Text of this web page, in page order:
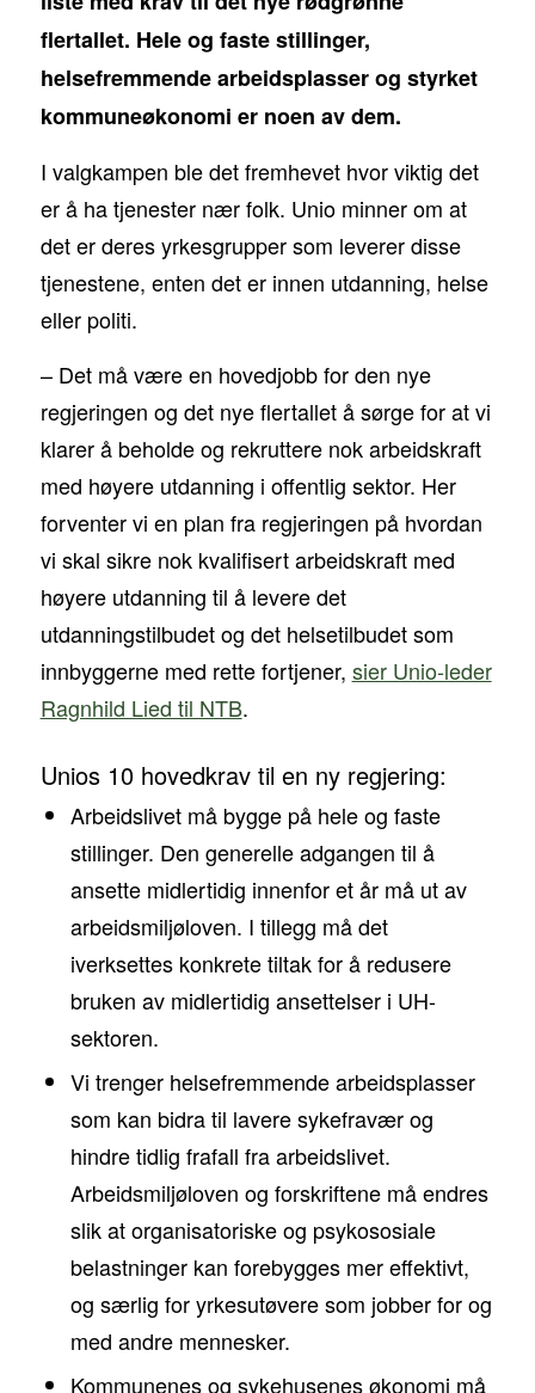
flertallet. Hele og faste stillinger,
helsefremmende arbeidsplasser og styrket
kommuneøkonomi er noen av dem.
I valgkampen ble det fremhevet hvor viktig det
er å ha tjenester nær folk. Unio minner om at
det er deres yrkesgrupper som leverer disse
tjenestene, enten det er innen utdanning, helse
eller politi.
– Det må være en hovedjobb for den nye
regjeringen og det nye flertallet å sørge for at vi
klarer å beholde og rekruttere nok arbeidskraft
med høyere utdanning i offentlig sektor. Her
forventer vi en plan fra regjeringen på hvordan
vi skal sikre nok kvalifisert arbeidskraft med
høyere utdanning til å levere det
utdanningstilbudet og det helsetilbudet som
innbyggerne med rette fortjener, sier Unio-leder
Ragnhild Lied til NTB.
Unios 10 hovedkrav til en ny regjering:
Arbeidslivet må bygge på hele og faste
stillinger. Den generelle adgangen til å
ansette midlertidig innenfor et år må ut av
arbeidsmiljøloven. I tillegg må det
iverksettes konkrete tiltak for å redusere
bruken av midlertidig ansettelser i UH-
sektoren.
Vi trenger helsefremmende arbeidsplasser
som kan bidra til lavere sykefravær og
hindre tidlig frafall fra arbeidslivet.
Arbeidsmiljøloven og forskriftene må endres
slik at organisatoriske og psykososiale
belastninger kan forebygges mer effektivt,
og særlig for yrkesutøvere som jobber for og
med andre mennesker.
Kommunenes og sykehusenes økonomi må